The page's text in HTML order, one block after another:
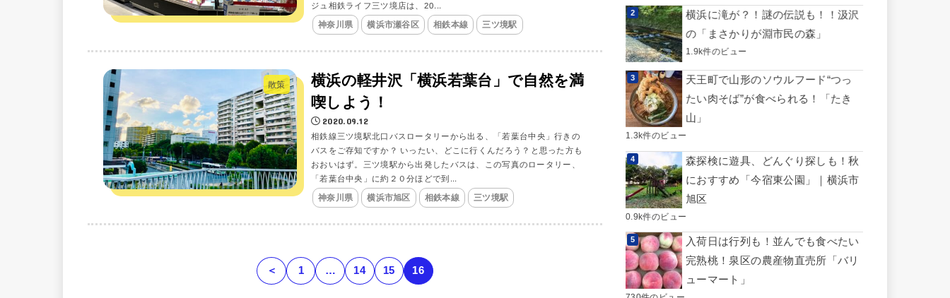
ジュ相鉄ライフ三ツ境店は、20...
神奈川県 横浜市瀬谷区 相鉄本線 三ツ境駅
散策
横浜の軽井沢「横浜若葉台」で自然を満
喫しよう！
2020.09.12
相鉄線三ツ境駅北口バスロータリーから出る、「若葉台中央」行きの
バスをご存知ですか？ いったい、どこに行くんだろう？と思った方も
おおいはず。三ツ境駅から出発したバスは、この写真のロータリー、
「若葉台中央」に約２０分ほどで到...
神奈川県 横浜市旭区 相鉄本線 三ツ境駅
＜ 1 … 14 15 16
横浜に滝が？！謎の伝説も！！汲沢
の「まさかりが淵市民の森」
1.9k件のビュー
天王町で山形のソウルフード“つっ
たい肉そば”が食べられる！「たき
山」
1.3k件のビュー
森探検に遊具、どんぐり探しも！秋
におすすめ「今宿東公園」｜横浜市
旭区
0.9k件のビュー
入荷日は行列も！並んでも食べたい
完熟桃！泉区の農産物直売所「バリ
ューマート」